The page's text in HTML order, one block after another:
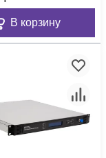
В корзину